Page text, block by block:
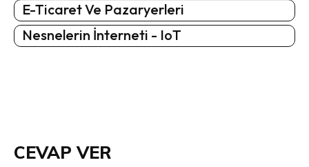
E-Ticaret Ve Pazaryerleri
Nesnelerin İnterneti - IoT
CEVAP VER